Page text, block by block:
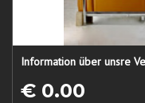
Information über unsre
€ 0.00